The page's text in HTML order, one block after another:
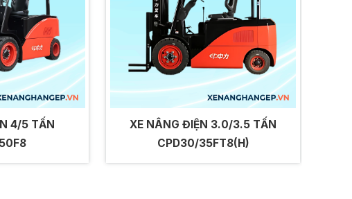
4/5 TẤN
XE NÂNG ĐIỆN 3.0/3.5 TẤN
CPD30/35FT8(H)